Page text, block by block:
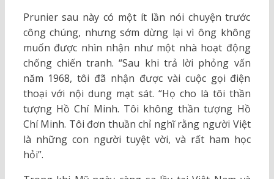
Prunier sau này có một ít lần nói chuyện trước
công chúng, nhưng sớm dừng lại vì ông không
muốn được nhìn nhận như một nhà hoạt động
chống chiến tranh. “Sau khi trả lời phỏng vấn
năm 1968, tôi đã nhận được vài cuộc gọi điện
thoại với nội dung mạt sát. “Họ cho là tôi thần
tượng Hồ Chí Minh. Tôi không thần tượng Hồ
Chí Minh. Tôi đơn thuần chỉ nghĩ rằng người Việt
là những con người tuyệt vời, và rất ham học
hỏi”.